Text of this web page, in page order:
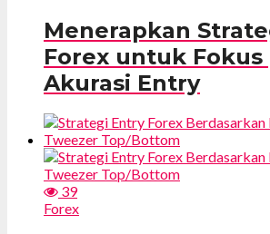
Menerapkan
Forex untuk Fokus
Akurasi Entry
39
Forex